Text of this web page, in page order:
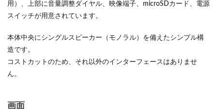
用）、上部に音量調整ダイヤル、映像端子、microSDカード、電源
スイッチが用意されています。
本体中央にシングルスピーカー（モノラル）を備えたシンプル構
造です。
コストカットのため、それ以外のインターフェースはありませ
ん。
画面